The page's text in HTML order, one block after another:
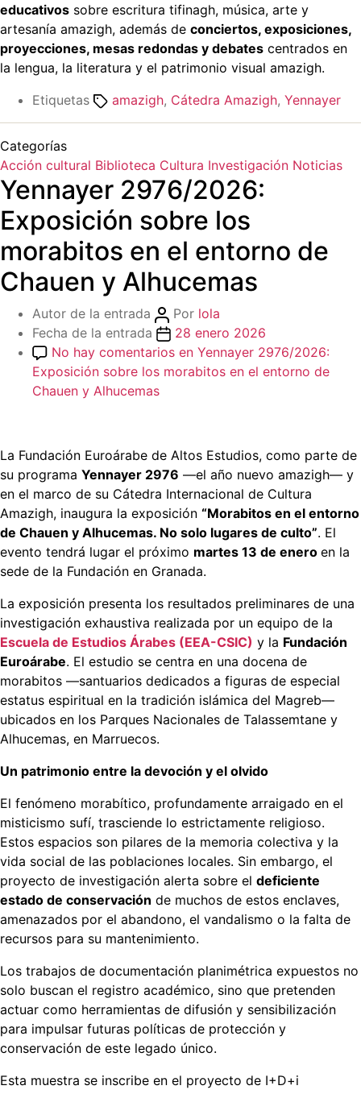
educativos sobre escritura tifinagh, música, arte y
artesanía amazigh, además de conciertos, exposiciones,
proyecciones, mesas redondas y debates centrados en
la lengua, la literatura y el patrimonio visual amazigh.
Etiquetas
amazigh, Cátedra Amazigh, Yennayer
Categorías
Acción cultural Biblioteca Cultura Investigación Noticias
Yennayer 2976/2026:
Exposición sobre los
morabitos en el entorno de
Chauen y Alhucemas
Autor de la entrada Por lola
Fecha de la entrada
28 enero 2026
No hay comentarios en Yennayer 2976/2026:
Exposición sobre los morabitos en el entorno de
Chauen y Alhucemas
La Fundación Euroárabe de Altos Estudios, como parte de
su programa Yennayer 2976 —el año nuevo amazigh— y
en el marco de su Cátedra Internacional de Cultura
Amazigh, inaugura la exposición “Morabitos en el entorno
de Chauen y Alhucemas. No solo lugares de culto”. El
evento tendrá lugar el próximo martes 13 de enero en la
sede de la Fundación en Granada.
La exposición presenta los resultados preliminares de una
investigación exhaustiva realizada por un equipo de la
Escuela de Estudios Árabes (EEA-CSIC) y la Fundación
Euroárabe. El estudio se centra en una docena de
morabitos —santuarios dedicados a figuras de especial
estatus espiritual en la tradición islámica del Magreb—
ubicados en los Parques Nacionales de Talassemtane y
Alhucemas, en Marruecos.
Un patrimonio entre la devoción y el olvido
El fenómeno morabítico, profundamente arraigado en el
misticismo sufí, trasciende lo estrictamente religioso.
Estos espacios son pilares de la memoria colectiva y la
vida social de las poblaciones locales. Sin embargo, el
proyecto de investigación alerta sobre el deficiente
estado de conservación de muchos de estos enclaves,
amenazados por el abandono, el vandalismo o la falta de
recursos para su mantenimiento.
Los trabajos de documentación planimétrica expuestos no
solo buscan el registro académico, sino que pretenden
actuar como herramientas de difusión y sensibilización
para impulsar futuras políticas de protección y
conservación de este legado único.
Esta muestra se inscribe en el proyecto de I+D+i